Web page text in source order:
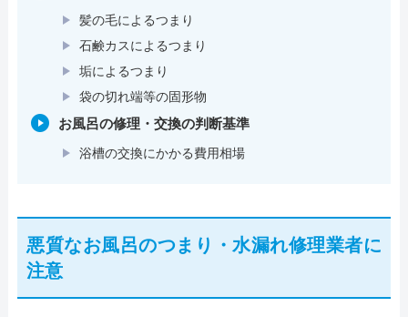
髪の毛によるつまり
石鹸カスによるつまり
垢によるつまり
袋の切れ端等の固形物
お風呂の修理・交換の判断基準
浴槽の交換にかかる費用相場
悪質なお風呂のつまり・水漏れ修理業者に
注意